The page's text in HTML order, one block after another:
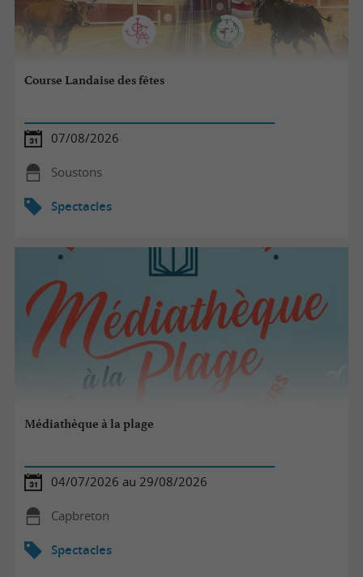
Course Landaise des fêtes
07/08/2026
Soustons
Spectacles
Médiathèque à la plage
04/07/2026 au 29/08/2026
Capbreton
Spectacles